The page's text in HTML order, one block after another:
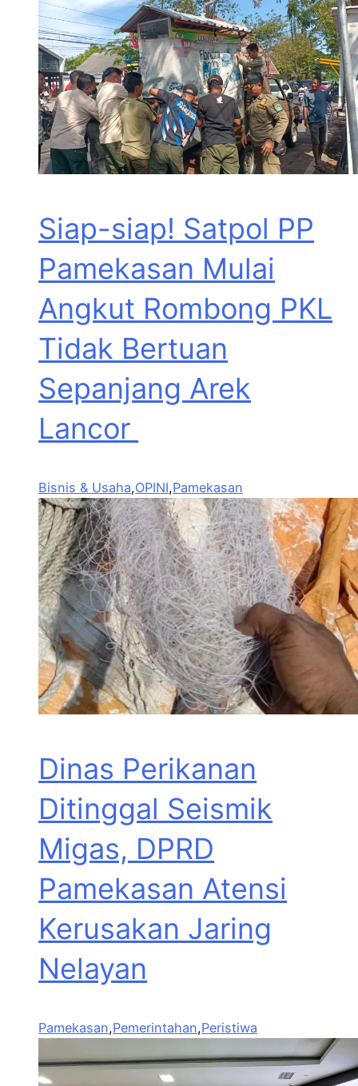
Siap-siap! Satpol PP
Pamekasan Mulai
Angkut Rombong PKL
Tidak Bertuan
Sepanjang Arek
Lancor
Bisnis & Usaha,OPINI,Pamekasan
Dinas Perikanan
Ditinggal Seismik
Migas, DPRD
Pamekasan Atensi
Kerusakan Jaring
Nelayan
Pamekasan,Pemerintahan,Peristiwa